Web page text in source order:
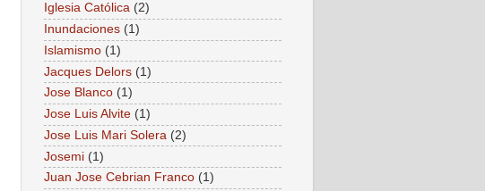
Iglesia Católica (2)
Inundaciones (1)
Islamismo (1)
Jacques Delors (1)
Jose Blanco (1)
Jose Luis Alvite (1)
Jose Luis Mari Solera (2)
Josemi (1)
Juan Jose Cebrian Franco (1)